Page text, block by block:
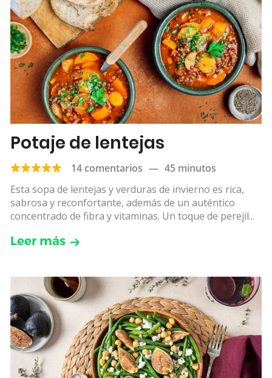
Potaje de lentejas
14 comentarios — 45 minutos
Esta sopa de lentejas y verduras de invierno es rica,
sabrosa y reconfortante, además de un auténtico
concentrado de fibra y vitaminas. Un toque de perejil...
Leer más